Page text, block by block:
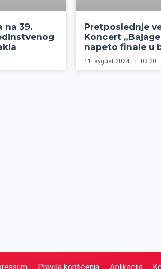
na 39.
Pretposlednje
Koncert
napeto finale u
11. avgust 2024. 03:20